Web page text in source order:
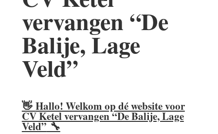
vervangen “De
Balije, Lage
Veld”
👋 Hallo! Welkom op dé website voor
CV Ketel vervangen “De Balije, Lage
Veld”🔧